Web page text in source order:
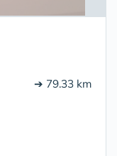
➔ 79.33 km